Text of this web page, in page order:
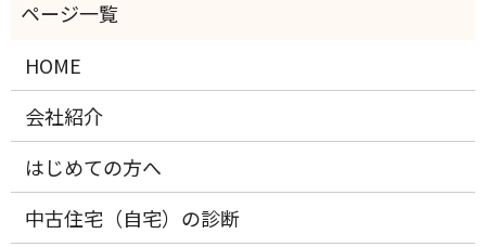
HOME
会社紹介
はじめての方へ
中古住宅（自宅）の診断